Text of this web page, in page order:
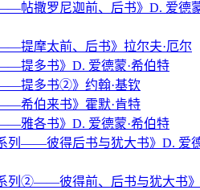
帖撒罗尼迦前、后书》D. 爱德
提摩太前、后书》拉尔夫·厄尔
提多书》D. 爱德蒙·希伯特
——提多书②》约翰·基钦
希伯来书》霍默·肯特
雅各书》D. 爱德蒙·希伯特
列——彼得后书与犹大书》D. 爱
系列②——彼得前、后书与犹大书》